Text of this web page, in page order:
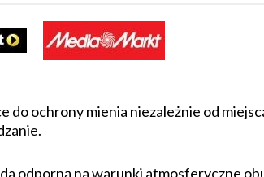
do ochrony mienia niezależnie od
odporną na warunki atmosferyczne